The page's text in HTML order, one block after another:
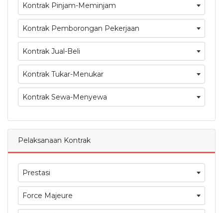
Kontrak Pinjam-Meminjam
Kontrak Pemborongan Pekerjaan
Kontrak Jual-Beli
Kontrak Tukar-Menukar
Kontrak Sewa-Menyewa
Pelaksanaan Kontrak
Prestasi
Force Majeure